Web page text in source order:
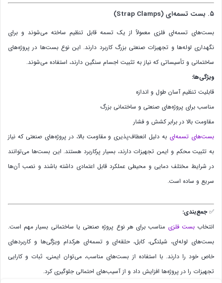
۵. بست تسمه‌ای (Strap Clamps)
بست‌های تسمه‌ای فلزی معمولاً از یک تسمه قابل تنظیم ساخته می‌شوند و برای
نگهداری لوله‌ها و تجهیزات صنعتی بزرگ کاربرد دارند. این نوع بست‌ها در پروژه‌های
ساختمانی و تأسیساتی که نیاز به تثبیت اجسام سنگین دارند، استفاده می‌شوند.
ویژگی‌ها:
قابلیت تنظیم آسان طول و اندازه
مناسب برای پروژه‌های صنعتی و ساختمانی بزرگ
مقاومت بالا در برابر کشش و فشار
بست‌های تسمه‌ای به دلیل انعطاف‌پذیری و مقاومت بالا، در پروژه‌های صنعتی که نیاز
به تثبیت محکم و ایمن تجهیزات دارند، بسیار پرکاربرد هستند. این بست‌ها می‌توانند
در شرایط مختلف دمایی و محیطی عملکرد قابل اعتمادی داشته باشند و نصب آن‌ها
سریع و ساده است.
✅جمع‌بندی:
انتخاببست فلزی مناسب برای هر نوع پروژه صنعتی یا ساختمانی بسیار مهم است.
بست‌های لوله‌ای، شیلنگی، کابل، حلقه‌ای و تسمه‌ای هرکدام ویژگی‌ها و کاربردهای
خاص خود را دارند. با استفاده از بست‌های مناسب، می‌توان ایمنی، ثبات و کارایی
تجهیزات را در پروژه‌ها افزایش داد و از آسیب‌های احتمالی جلوگیری کرد.